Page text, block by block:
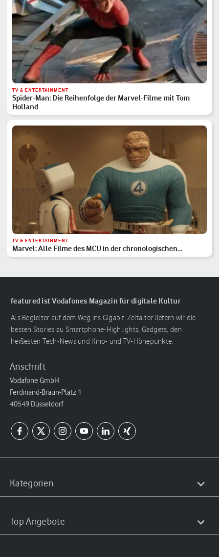
TV & ENTERTAINMENT
Spider-Man: Die Reihenfolge der Marvel-Filme mit Tom
Holland
TV & ENTERTAINMENT
Marvel: Alle Filme des MCU in der chronologischen
Reihenfolge
featured ist Vodafones Magazin für digitale Kultur
Als Begleiter auf dem Weg ins Gigabit-Zeitalter liefern wir die
besten Stories zu Smartphone-Highlights, Gadgets, den
heißesten Tech-News und Kino- und TV-Höhepunkte.
Anschrift
Vodafone GmbH
Ferdinand-Braun-Platz 1
40549 Düsseldorf
Kategorien
Top Angebote